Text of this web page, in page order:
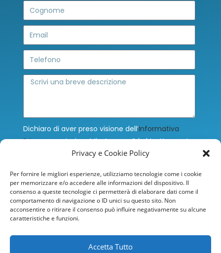
Privacy e Cookie Policy
Per fornire le migliori esperienze, utilizziamo tecnologie come i cookie
per memorizzare e/o accedere alle informazioni del dispositivo. Il
consenso a queste tecnologie ci permetterà di elaborare dati come il
comportamento di navigazione o ID unici su questo sito. Non
acconsentire o ritirare il consenso può influire negativamente su alcune
caratteristiche e funzioni.
Accetta Tutto
Dichiaro di aver preso visione dell’Informativa
Privacye autorizzo Mia Agency Srl al trattamento
dei miei dati personali, che saranno trattati ex
G.D.P.R.) sulla protezione dei dati personali, per le
finalità ivi indicate.
Accetto